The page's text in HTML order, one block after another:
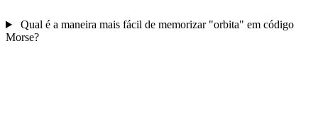
Qual é a maneira mais fácil de memorizar "orbita" em código
Morse?